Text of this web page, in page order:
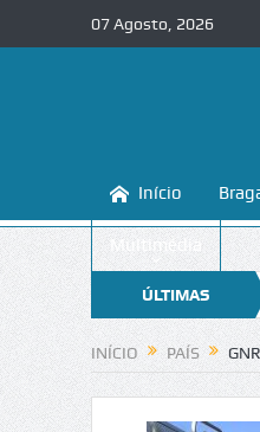
07 Agosto, 2026
Início
Multimédia
ÚLTIMAS
NOTÍCIAS
a conhecer e proteger as
INÍCIO PAÍS